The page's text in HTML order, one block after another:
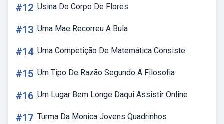
#12 Usina Do Corpo De Flores
#13 Uma Mae Recorreu A Bula
#14 Uma Competição De Matemática Consiste
#15 Um Tipo De Razão Segundo A Filosofia
#16 Um Lugar Bem Longe Daqui Assistir Online
#17 Turma Da Monica Jovens Quadrinhos